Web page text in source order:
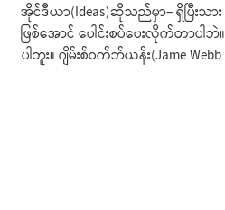
အိုင်ဒီယာ(Ideas)ဆိုသည်မှာ− ရှိပြီးသား အ​​​ဟောင်းတွေကို အသစ်တစ်ခု
ဖြစ်အောင် ပေါင်းစပ်ပေးလိုက်တာပါဘဲ။ အဲဒါထက် ပိုတယ်လိုတယ် မရှိ